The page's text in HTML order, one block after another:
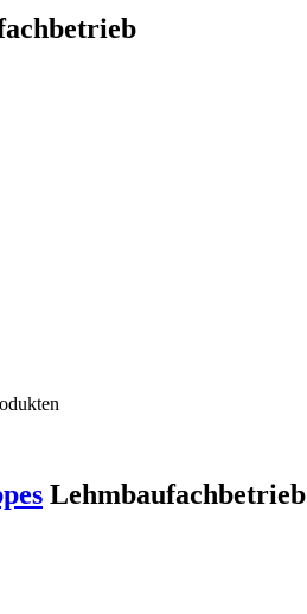
Lehmbaufachbetrieb